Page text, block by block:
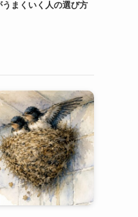
まくいく人の選び方